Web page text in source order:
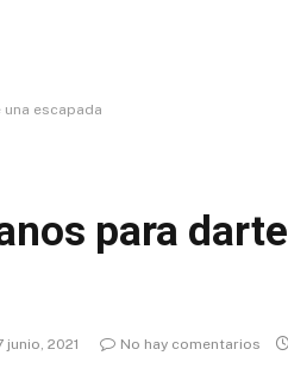
escapada
para
junio, 2021 No hay comentarios